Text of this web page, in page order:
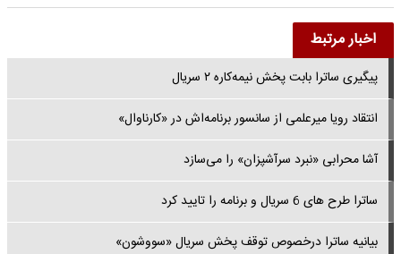
اخبار مرتبط
پیگیری ساترا بابت پخش نیمه‌کاره ۲ سریال
انتقاد رویا میرعلمی از سانسور برنامه‌اش در «کارناوال»
آشا محرابی «نبرد سرآشپزان» را می‌سازد
ساترا طرح های 6 سریال و برنامه را تایید کرد
بیانیه ساترا درخصوص توقف پخش سریال «سووشون»